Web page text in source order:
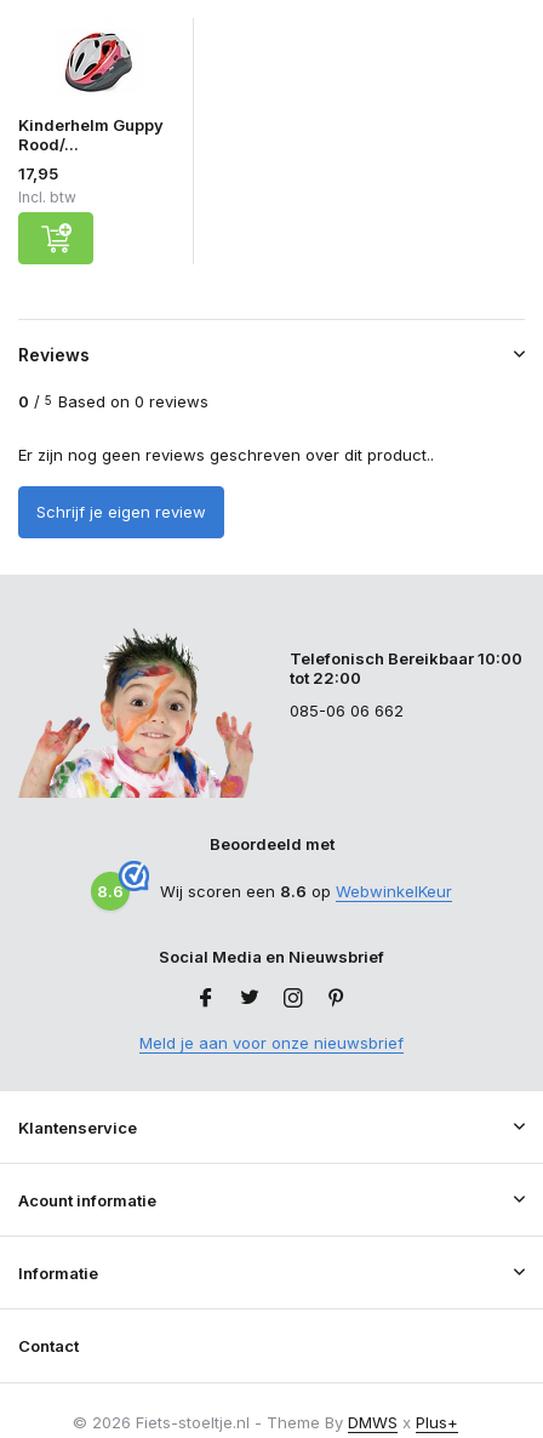
Kinderhelm Guppy
Rood/...
17,95
Incl. btw
Reviews
0 / 5 Based on 0 reviews
Er zijn nog geen reviews geschreven over dit product..
Schrijf je eigen review
Telefonisch Bereikbaar 10:00
tot 22:00
085-06 06 662
Beoordeeld met
8.6 Wij scoren een 8.6 op WebwinkelKeur
Social Media en Nieuwsbrief
Meld je aan voor onze nieuwsbrief
Klantenservice
Acount informatie
Informatie
Contact
© 2026 Fiets-stoeltje.nl - Theme By DMWS x Plus+